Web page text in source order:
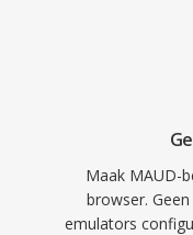
Maak MAUD-
browser.
emulators